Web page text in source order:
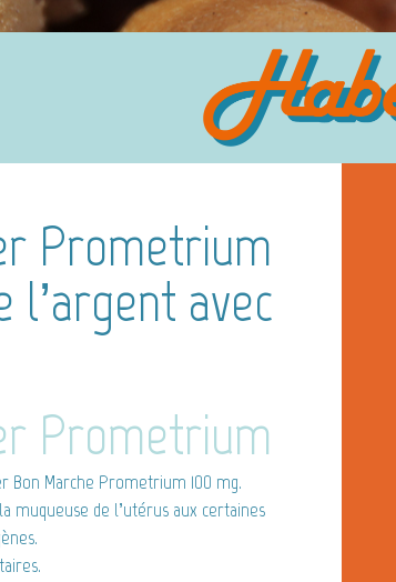
Prometrium
l’argent avec
Prometrium
Bon Marche Prometrium 100 mg.
de l’utérus aux certaines